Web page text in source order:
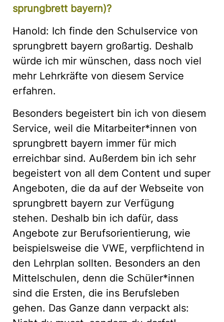
sprungbrett bayern)?
Hanold: Ich finde den Schulservice von
sprungbrett bayern großartig. Deshalb
würde ich mir wünschen, dass noch viel
mehr Lehrkräfte von diesem Service
erfahren.
Besonders begeistert bin ich von diesem
Service, weil die Mitarbeiter*innen von
sprungbrett bayern immer für mich
erreichbar sind. Außerdem bin ich sehr
begeistert von all dem Content und super
Angeboten, die da auf der Webseite von
sprungbrett bayern zur Verfügung
stehen. Deshalb bin ich dafür, dass
Angebote zur Berufsorientierung, wie
beispielsweise die VWE, verpflichtend in
den Lehrplan sollten. Besonders an den
Mittelschulen, denn die Schüler*innen
sind die Ersten, die ins Berufsleben
gehen. Das Ganze dann verpackt als: